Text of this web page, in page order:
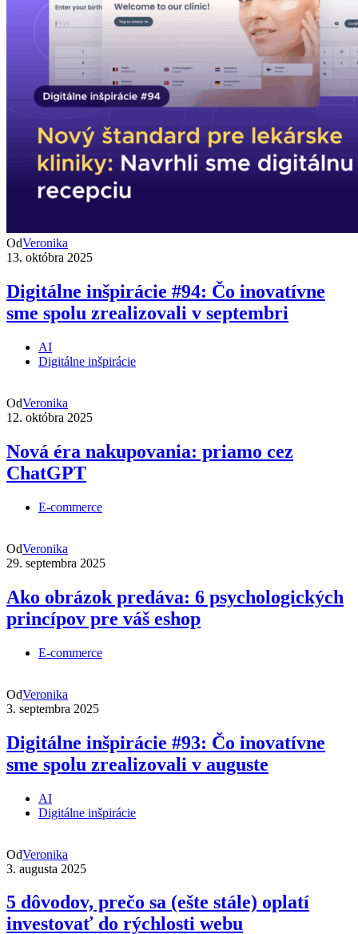
OdVeronika
13. októbra 2025
Digitálne inšpirácie #94: Čo inovatívne
sme spolu zrealizovali v septembri
AI
Digitálne inšpirácie
OdVeronika
12. októbra 2025
Nová éra nakupovania: priamo cez
ChatGPT
E-commerce
OdVeronika
29. septembra 2025
Ako obrázok predáva: 6 psychologických
princípov pre váš eshop
E-commerce
OdVeronika
3. septembra 2025
Digitálne inšpirácie #93: Čo inovatívne
sme spolu zrealizovali v auguste
AI
Digitálne inšpirácie
OdVeronika
3. augusta 2025
5 dôvodov, prečo sa (ešte stále) oplatí
investovať do rýchlosti webu